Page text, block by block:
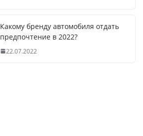
Какому бренду автомобиля отдать
предпочтение в 2022?
22.07.2022